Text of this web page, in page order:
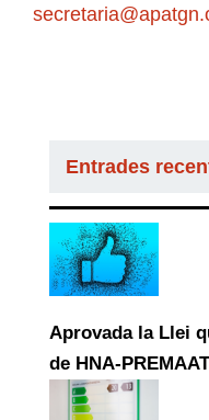
Entrades
Aprovada la Llei
de HNA-